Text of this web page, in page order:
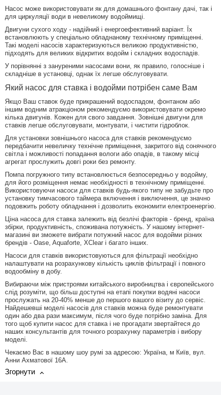
Насос може використовувати як для домашнього фонтану дачі, так і
для циркуляції води в невеликому водоймищі.
Двигуни сухого ходу - надійний і енергоефективний варіант. Їх
встановлюють у спеціально обладнаному технічному приміщенні.
Такі моделі насосів характеризуються великою продуктивністю,
підходять для великих відкритих водойм і складних водоспадів.
У порівнянні з зануреними насосами вони, як правило, голосніше і
складніше в установці, однак їх легше обслуговувати.
Який насос для ставка і водойми потрібен саме Вам
Якщо Ваш ставок буде прикрашений водоспадом, фонтаном або
іншим водним атракціоном рекомендуємо використовувати окремо
кілька двигунів. Кожен для свого завдання. Зовнішні двигуни для
ставків легше обслуговувати, монтувати, і чистити гідроблок.
Для установки зовнішнього насоса для ставків рекомендуємо
передбачити невеличку технічне приміщення, закритого від сонячного
світла і можливості попадання вологи або опадів, в такому місці
агрегат прослужить довгі роки без ремонту.
Помпа погружного типу встановлюється безпосередньо у водойму,
для його розміщення немає необхідності в технічному приміщенні.
Використовуючи насоси для ставків будь-якого типу не забудьте про
установку тимчасового таймера включення і виключення, це значно
подовжить роботу обладнання і дозволить економити електроенергію.
Ціна насоса для ставка залежить від безлічі факторів - бренд, країна
збірки, продуктивність, споживана потужність. У нашому інтернет-
магазині ви зможете вибрати потужний насос для водойми різних
брендів - Oase, Aquaforte, XClear і багато інших.
Насоси для ставків використовуються для фільтрації необхідно
налаштувати на розрахункову кількість циклів фільтрації і повного
водообміну в добу.
Вибираючи між пристроями китайського виробництва і європейського
слід розуміти, що більш доступні на етапі покупки водяні насоси
прослужать на 20-40% менше до першого вашого візиту до сервіс.
Найдешевші моделі насосів для ставків можна буде ремонтувати
один або два рази максимум, після чого буде потрібно заміна. Для
того щоб купити насос для ставка і не прогадати звертайтеся до
наших консультантів для точного розрахунку параметрів і вибору
моделі.
Чекаємо Вас в нашому шоу румі за адресою: Україна, м Київ, вул.
Анни Ахматової 16А.